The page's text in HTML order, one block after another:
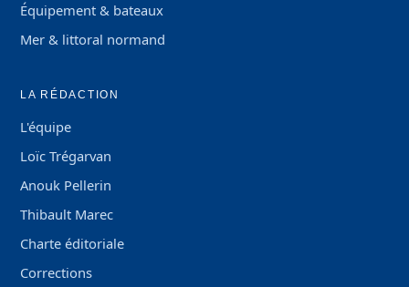
Équipement & bateaux
Mer & littoral normand
LA RÉDACTION
L'équipe
Loïc Trégarvan
Anouk Pellerin
Thibault Marec
Charte éditoriale
Corrections